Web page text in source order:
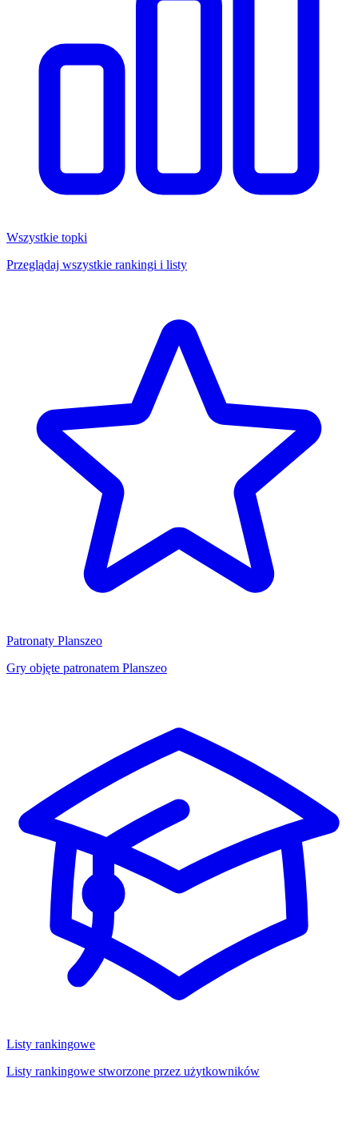
Wszystkie topki
Przeglądaj wszystkie rankingi i listy
Patronaty Planszeo
Gry objęte patronatem Planszeo
Listy rankingowe
Listy rankingowe stworzone przez użytkowników